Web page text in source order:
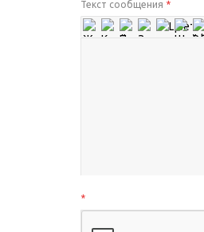
Текст сообщения *
*